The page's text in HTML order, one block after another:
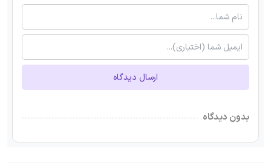
ارسال دیدگاه
بدون دیدگاه